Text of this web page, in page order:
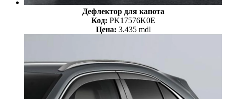
Дефлектор для капота
Код: PK17576K0E
Цена: 3.435 mdl